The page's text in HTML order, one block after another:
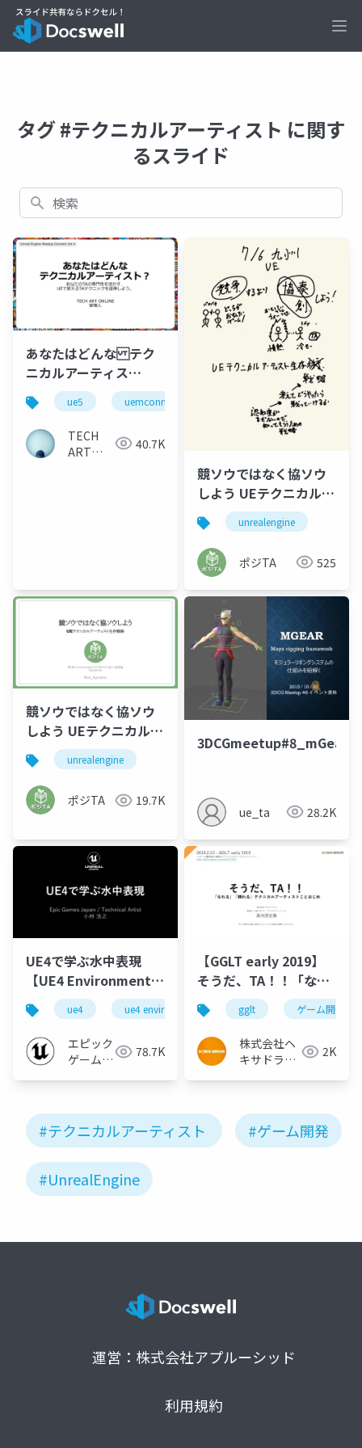
タグ #テクニカルアーティスト に関す
るスライド
検索
あなたはどんな テク
ニカルアーティス
ト？ / あなたのTAの
専門性を活かす、 UE
で使えるTAテクニック
を習得しよう。
ue5 uemconnect
TECH
ART
40.7K
競ソウではなく協ソウ
しよう UEテクニカルア
ーティスト生存戦略 ネ
ーム
unrealengine
ポジTA 525
競ソウではなく協ソウ
しよう UEテクニカルア
ーティスト生存戦略
2024-07-06
unrealengine
ポジTA 19.7K
3DCGmeetup#8_mGear
ue_ta 28.2K
UE4で学ぶ水中表現
【UE4 Environment
Art Dive 2019】
ue4 ue4 environment art dive 2019 ue-rendering
エピック
ゲームズ
78.7K
【GGLT early 2019】
そうだ、TA！！「なれ
る」「頼れる」テクニ
カルアーティストこと
はじめ
gglt ゲーム開発
株式会社ヘ
キサドライ
2K
#テクニカルアーティスト #ゲーム開発
#UnrealEngine
運営：株式会社アプルーシッド
利用規約